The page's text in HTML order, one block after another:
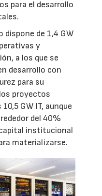
para el desarrollo
dispone de 1,4 GW
y
a los que se
desarrollo con
para su
proyectos
GW IT, aunque
del 40%
institucional
materializarse.